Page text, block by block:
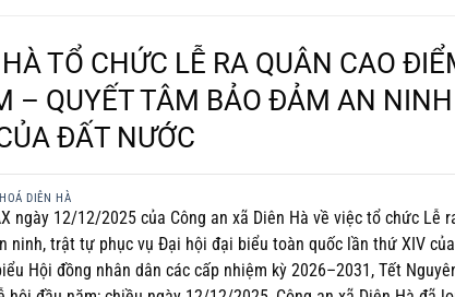
TỔ CHỨC LỄ RA QUÂN CAO
– QUYẾT TÂM BẢO ĐẢM AN NINH
ĐẤT NƯỚC
DIÊN HÀ
ngày 12/12/2025 của Công an xã Diên Hà về việc tổ chức Lễ
ninh, trật tự phục vụ Đại hội đại biểu toàn quốc lần thứ XIV
Hội đồng nhân dân các cấp nhiệm kỳ 2026–2031, Tết